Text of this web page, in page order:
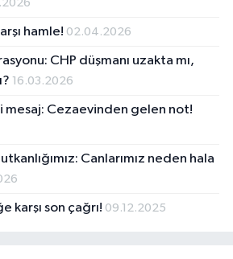
hamle! 02.04.2026
CHP düşmanı uzakta mı,
16.03.2026
mesaj: Cezaevinden gelen not!
Canlarımız neden hala
karşı son çağrı! 09.12.2025